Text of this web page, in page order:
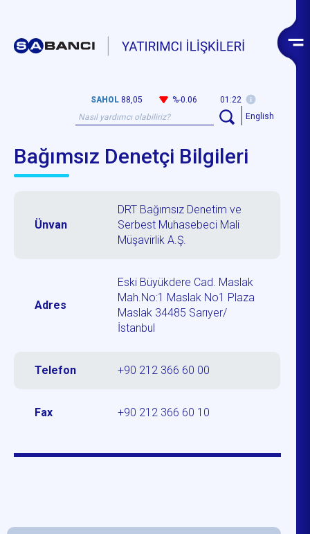
SAHOL 88,05 %-0.06
01:22
English
Bağımsız Denetçi Bilgileri
Ünvan
DRT Bağımsız Denetim ve
Serbest Muhasebeci Mali
Müşavirlik A.Ş.
Adres
Eski Büyükdere Cad. Maslak
Mah.No:1 Maslak No1 Plaza
Maslak 34485 Sarıyer/
İstanbul
Telefon +90 212 366 60 00
Fax +90 212 366 60 10